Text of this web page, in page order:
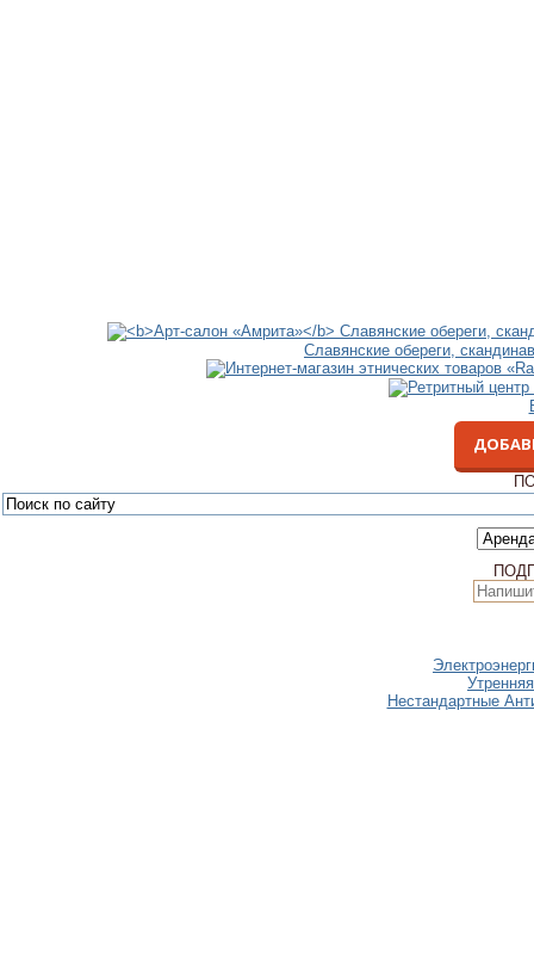
Славянские обереги,
Нестандартные